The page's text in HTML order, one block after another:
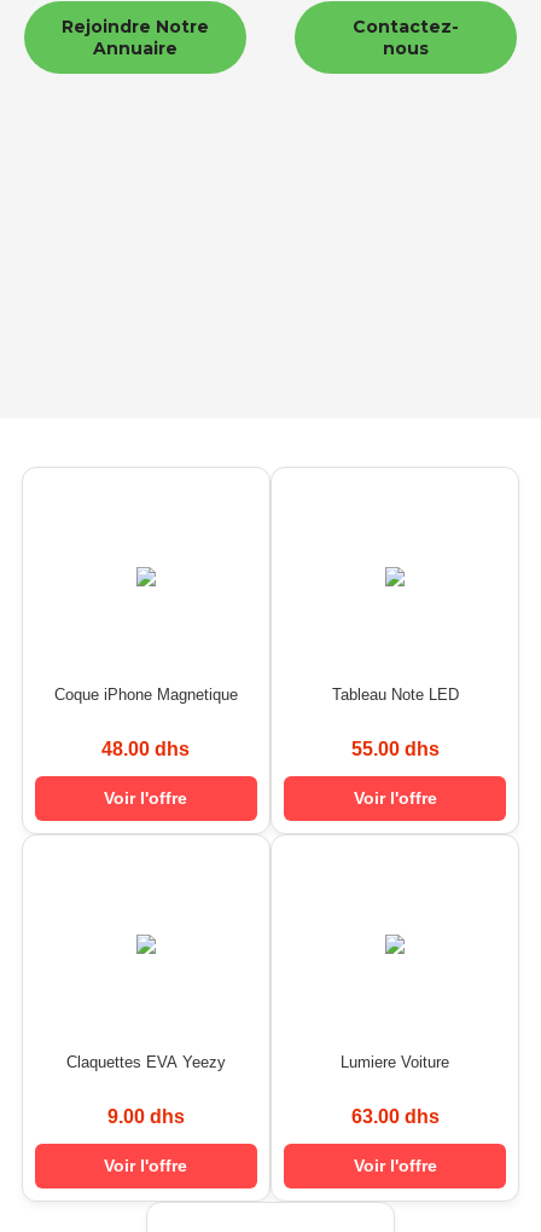
Rejoindre Notre
Annuaire
Contactez-
nous
Coque iPhone Magnetique
48.00 dhs
Voir l'offre
Tableau Note LED
55.00 dhs
Voir l'offre
Claquettes EVA Yeezy
9.00 dhs
Voir l'offre
Lumiere Voiture
63.00 dhs
Voir l'offre